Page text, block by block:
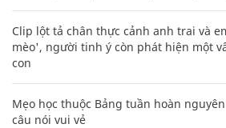
Clip lột tả chân thực cảnh anh trai và
mèo', người tinh ý còn phát hiện một
con
Mẹo học thuộc Bảng tuần hoàn
câu nói vui vẻ